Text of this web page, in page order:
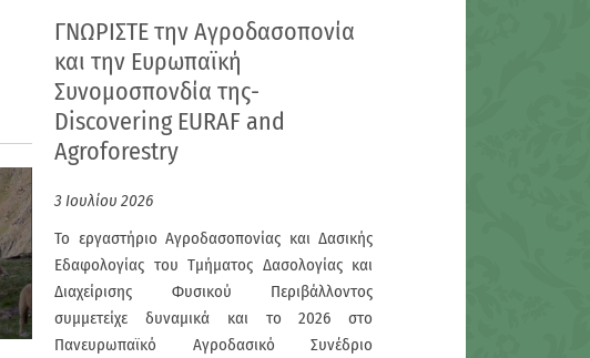
ΓΝΩΡΙΣΤΕ την Αγροδασοπονία
και την Ευρωπαϊκή
Συνομοσπονδία της-
Discovering EURAF and
Agroforestry
3 Ιουλίου 2026
Το εργαστήριο Αγροδασοπονίας και Δασικής
Εδαφολογίας του Τμήματος Δασολογίας και
Διαχείρισης Φυσικού Περιβάλλοντος
συμμετείχε δυναμικά και το 2026 στο
Πανευρωπαϊκό Αγροδασικό Συνέδριο